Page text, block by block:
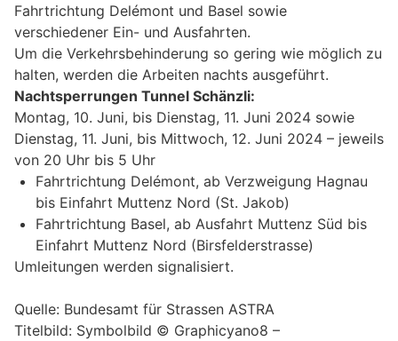
Fahrtrichtung Delémont und Basel sowie
verschiedener Ein- und Ausfahrten.
Um die Verkehrsbehinderung so gering wie möglich zu
halten, werden die Arbeiten nachts ausgeführt.
Nachtsperrungen Tunnel Schänzli:
Montag, 10. Juni, bis Dienstag, 11. Juni 2024 sowie
Dienstag, 11. Juni, bis Mittwoch, 12. Juni 2024 – jeweils
von 20 Uhr bis 5 Uhr
Fahrtrichtung Delémont, ab Verzweigung Hagnau
bis Einfahrt Muttenz Nord (St. Jakob)
Fahrtrichtung Basel, ab Ausfahrt Muttenz Süd bis
Einfahrt Muttenz Nord (Birsfelderstrasse)
Umleitungen werden signalisiert.
Quelle: Bundesamt für Strassen ASTRA
Titelbild: Symbolbild © Graphicyano8 –